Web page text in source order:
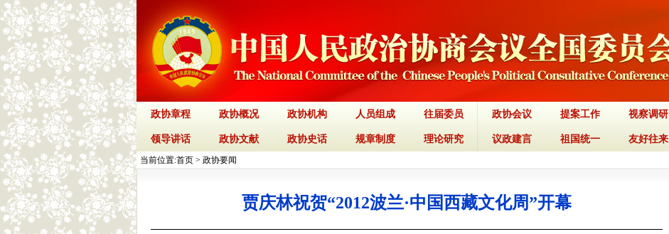
政协章程 政协概况 政协机构 人员组成 往届委员
领导讲话 政协文献 政协史话 规章制度 理论研究
政协会议 提案工作 视察调研
议政建言 祖国统一 友好往来
当前位置:首页 > 政协要闻
贾庆林祝贺“2012波兰·中国西藏文化周”开幕